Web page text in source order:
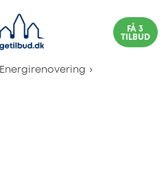
FÅ 3
TILBUD
Energirenovering ›